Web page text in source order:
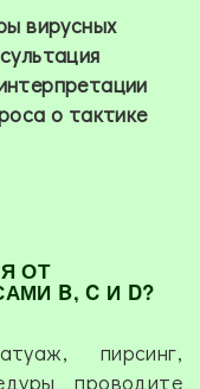
вирусных
о тактике
ОТ
B, C И D?
пирсинг,
проводите